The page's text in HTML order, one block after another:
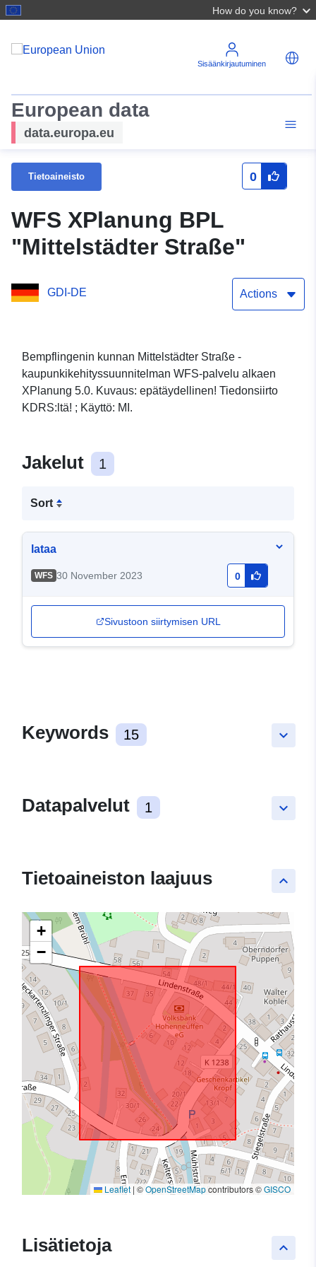
How do you know?
Sisäänkirjautuminen
European data
data.europa.eu
Tietoaineisto 0
WFS XPlanung BPL
"Mittelstädter Straße"
GDI-DE Actions
Bempflingenin kunnan Mittelstädter Straße -
kaupunkikehityssuunnitelman WFS-palvelu alkaen
XPlanung 5.0. Kuvaus: epätäydellinen! Tiedonsiirto
KDRS:ltä! ; Käyttö: MI.
Jakelut 1
Sort
lataa
WFS 30 November 2023 0
Sivustoon siirtymisen URL
keyboard_arrow_down
Keywords 15
keyboard_arrow_down
Datapalvelut 1
keyboard_arrow_up
Tietoaineiston laajuus
+
−
Leaflet | ©OpenStreetMapcontributors ©GISCO
keyboard_arrow_up
Lisätietoja